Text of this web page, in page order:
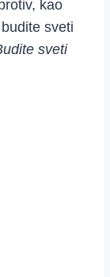
kao
sveti
sveti